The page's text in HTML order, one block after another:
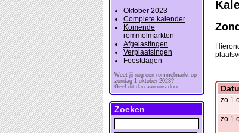
zo 1
zo 1
Oktober 2023
Complete kalender
Komende
rommelmarkten
Afgelastingen
Verplaatsingen
Feestdagen
Weet jij nog een rommelmarkt op
zondag 1 oktober 2023?
Geef dit dan aan ons door.
Zoeken